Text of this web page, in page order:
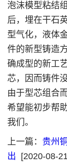
泡沫模型粘结
后，埋在干石
型气化，液体
件的新型铸造
确成型的新工
芯，因而铸件
由于型芯组合
希望能初步帮
我们。
上一篇： 贵州
出
[2020-08-